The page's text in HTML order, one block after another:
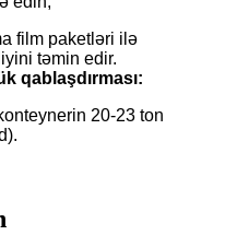
film paketləri ilə
təmin edir.
qablaşdırması:
20-23 ton